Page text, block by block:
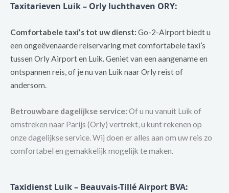
Taxitarieven Luik – Orly luchthaven ORY:
Comfortabele taxi’s tot uw dienst: Go-2-Airport biedt u
een ongeëvenaarde reiservaring met comfortabele taxi’s
tussen Orly Airport en Luik. Geniet van een aangename en
ontspannen reis, of je nu van Luik naar Orly reist of
andersom.
Betrouwbare dagelijkse service: Of u nu vanuit Luik of
omstreken naar Parijs (Orly) vertrekt, u kunt rekenen op
onze dagelijkse service. Wij doen er alles aan om uw reis zo
comfortabel en gemakkelijk mogelijk te maken.
Taxidienst Luik – Beauvais-Tillé Airport BVA: